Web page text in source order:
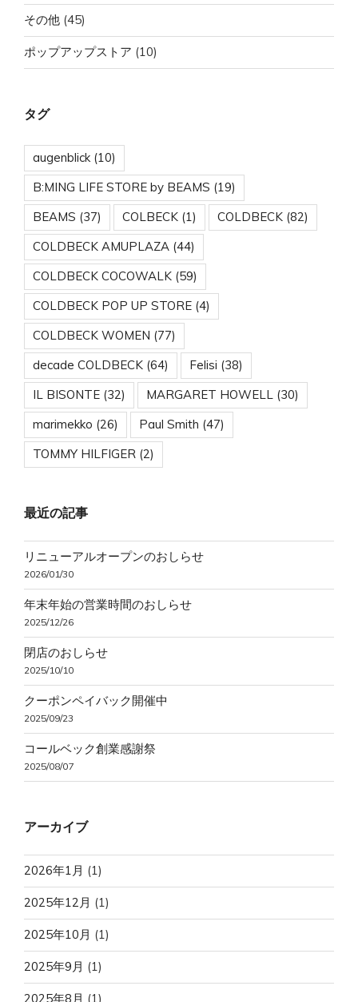
その他 (45)
ポップアップストア (10)
タグ
augenblick (10)
B:MING LIFE STORE by BEAMS (19)
BEAMS (37) COLBECK (1) COLDBECK (82)
COLDBECK AMUPLAZA (44)
COLDBECK COCOWALK (59)
COLDBECK POP UP STORE (4)
COLDBECK WOMEN (77)
decade COLDBECK (64) Felisi (38)
IL BISONTE (32) MARGARET HOWELL (30)
marimekko (26) Paul Smith (47)
TOMMY HILFIGER (2)
最近の記事
リニューアルオープンのおしらせ
2026/01/30
年末年始の営業時間のおしらせ
2025/12/26
閉店のおしらせ
2025/10/10
クーポンペイバック開催中
2025/09/23
コールベック創業感謝祭
2025/08/07
アーカイブ
2026年1月 (1)
2025年12月 (1)
2025年10月 (1)
2025年9月 (1)
2025年8月 (1)